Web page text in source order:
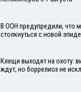
В ООН предупредили, что
столкнуться с новой
Клещи выходят на охоту:
ждут, но боррелиоз не